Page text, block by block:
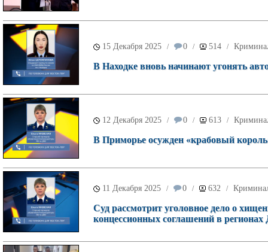
15 Декабря 2025 / 0 / 514 /
В Находке вновь начинают угонять
12 Декабря 2025 / 0 / 613 /
В Приморье осужден «крабовый
11 Декабря 2025 / 0 / 632 /
Суд рассмотрит уголовное дело о
концессионных соглашений в регионах